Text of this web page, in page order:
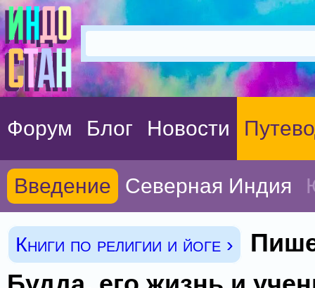
Форум Блог Новости
Введение Северная Индия
Книги по религии и йоге ›